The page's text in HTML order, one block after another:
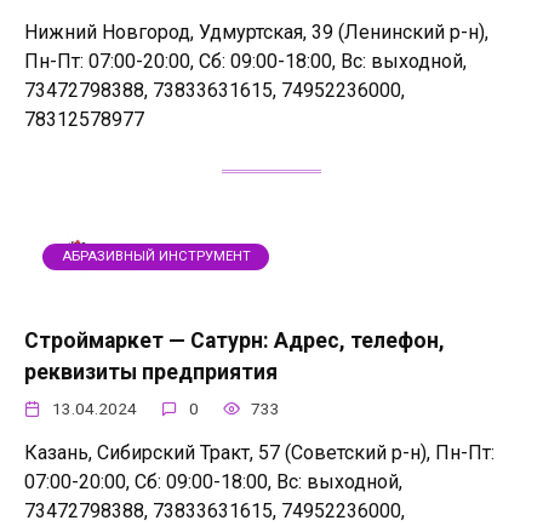
Нижний Новгород, Удмуртская, 39 (Ленинский р-н),
Пн-Пт: 07:00-20:00, Сб: 09:00-18:00, Вс: выходной,
73472798388, 73833631615, 74952236000,
78312578977
АБРАЗИВНЫЙ ИНСТРУМЕНТ
Строймаркет — Сатурн: Адрес, телефон,
реквизиты предприятия
13.04.2024 0 733
Казань, Сибирский Тракт, 57 (Советский р-н), Пн-Пт:
07:00-20:00, Сб: 09:00-18:00, Вс: выходной,
73472798388, 73833631615, 74952236000,